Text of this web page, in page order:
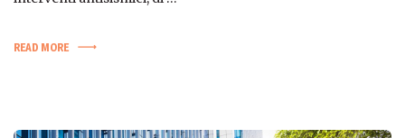
READ MORE